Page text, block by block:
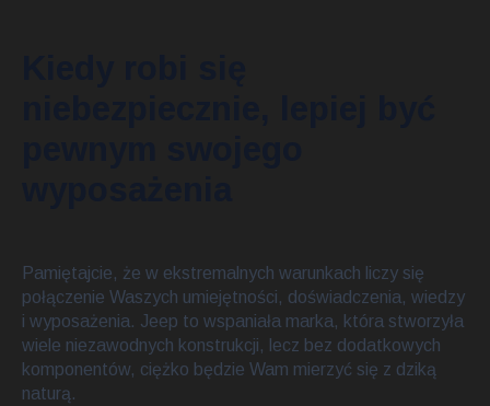
Pamiętajcie, że w ekstremalnych warunkach liczy się
połączenie Waszych umiejętności, doświadczenia, wiedzy
i wyposażenia. Jeep to wspaniała marka, która stworzyła
wiele niezawodnych konstrukcji, lecz bez dodatkowych
komponentów, ciężko będzie Wam mierzyć się z dziką
naturą.